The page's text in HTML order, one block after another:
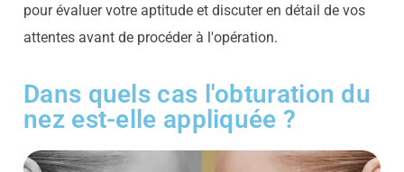
pour évaluer votre aptitude et discuter en détail de vos
attentes avant de procéder à l'opération.
Dans quels cas l'obturation du
nez est-elle appliquée ?